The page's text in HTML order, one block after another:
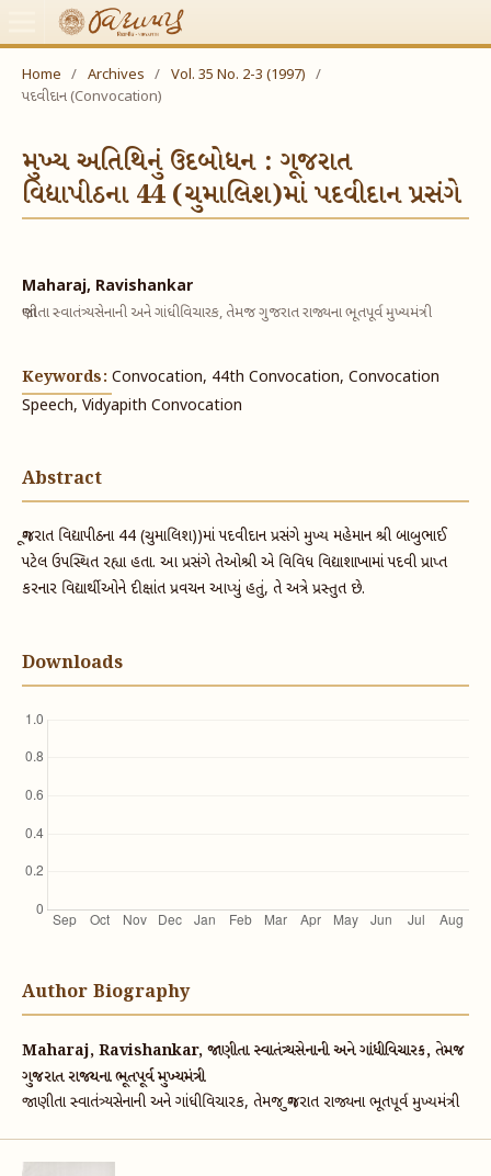
Home / Archives / Vol. 35 No. 2-3 (1997)
/
પદવીદાન (Convocation)
મુખ્ય અતિથિનું ઉદબોધન : ગૂજરાત
વિદ્યાપીઠના 44 (ચુમાલિશ)માં પદવીદાન પ્રસંગે
Maharaj, Ravishankar
જાણીતા સ્વાતંત્ર્યસેનાની અને ગાંધીવિચારક, તેમજ ગુજરાત રાજ્યના ભૂતપૂર્વ મુખ્યમંત્રી
Keywords: Convocation, 44th Convocation, Convocation
Speech, Vidyapith Convocation
Abstract
ગૂજરાત વિદ્યાપીઠના 44 (ચુમાલિશ))માં પદવીદાન પ્રસંગે મુખ્ય મહેમાન શ્રી બાબુભાઈ
પટેલ ઉપસ્થિત રહ્યા હતા. આ પ્રસંગે તેઓશ્રી એ વિવિધ વિદ્યાશાખામાં પદવી પ્રાપ્ત
કરનાર વિદ્યાર્થીઓને દીક્ષાંત પ્રવચન આપ્યું હતું, તે અત્રે પ્રસ્તુત છે.
Downloads
Author Biography
Maharaj, Ravishankar, જાણીતા સ્વાતંત્ર્યસેનાની અને ગાંધીવિચારક, તેમજ
ગુજરાત રાજ્યના ભૂતપૂર્વ મુખ્યમંત્રી
જાણીતા સ્વાતંત્ર્યસેનાની અને ગાંધીવિચારક, તેમજ ગુજરાત રાજ્યના ભૂતપૂર્વ મુખ્યમંત્રી